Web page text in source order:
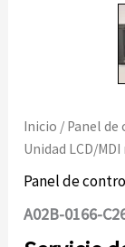
Inicio / Panel de
Unidad LCD/
Panel de
A02B-0166-